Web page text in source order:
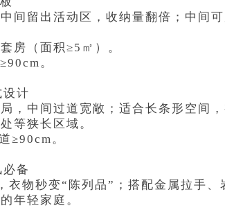
间留出活动区，收纳量翻倍；中间
房（面积≥5㎡）。
。
计
，中间过道宽敞；适合长条形空间，
等狭长区域。
≥90cm。
备
衣物秒变“陈列品”；搭配金属拉手、
年轻家庭。